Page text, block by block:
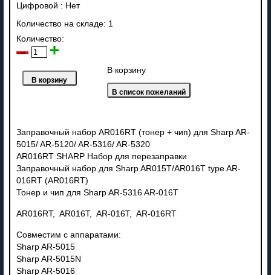
Цифровой : Нет
Количество на складе: 1
Количество:
В корзину
Заправочный набор AR016RT (тонер + чип) для Sharp AR-
5015/ AR-5120/ AR-5316/ AR-5320
AR016RT SHARP Набор для перезаправки
Заправочный набор для Sharp AR015T/AR016T type AR-
016RT (AR016RT)
Тонер и чип для Sharp AR-5316 AR-016T
AR016RT, AR016T, AR-016T, AR-016RT
Совместим с аппаратами:
Sharp AR-5015
Sharp AR-5015N
Sharp AR-5016